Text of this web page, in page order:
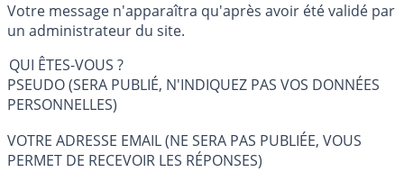
Votre message n'apparaîtra qu'après avoir été validé par
un administrateur du site.
QUI ÊTES-VOUS ?
PSEUDO (SERA PUBLIÉ, N'INDIQUEZ PAS VOS DONNÉES
PERSONNELLES)
VOTRE ADRESSE EMAIL (NE SERA PAS PUBLIÉE, VOUS
PERMET DE RECEVOIR LES RÉPONSES)